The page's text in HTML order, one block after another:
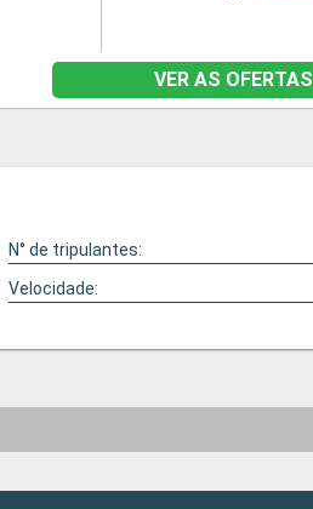
VER AS OFERTAS
N° de tripulantes:
Velocidade: